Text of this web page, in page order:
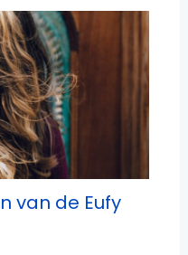
van de Eufy